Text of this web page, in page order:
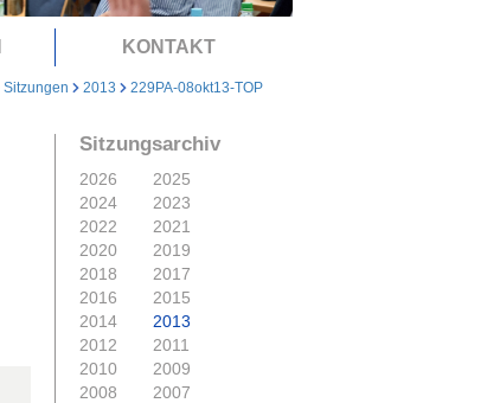
KONTAKT
Sitzungen 2013 229PA-08okt13-TOP
Sitzungsarchiv
2026
2025
2024
2023
2022
2021
2020
2019
2018
2017
2016
2015
2014
2013
2012
2011
2010
2009
2008
2007